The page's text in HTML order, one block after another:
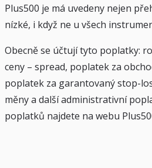
Plus500 je má uvedeny nejen
nízké, i když ne u všech
Obecně se účtují tyto poplatky:
ceny – spread, poplatek za
poplatek za garantovaný stop-
měny a další administrativní
poplatků najdete na webu